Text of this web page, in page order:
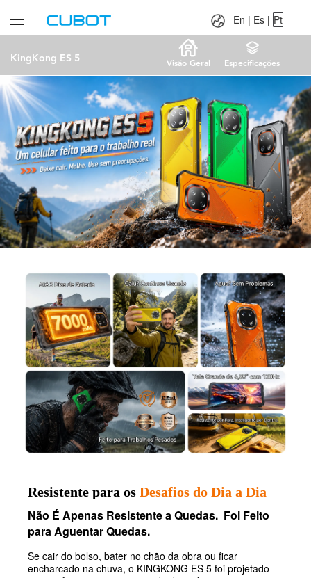
KingKong ES 5 Visão Geral Especificações
En | Es | Pt
Resistente para os Desafios do Dia a Dia
Não É Apenas Resistente a Quedas. Foi Feito
para Aguentar Quedas.
Se cair do bolso, bater no chão da obra ou ficar
encharcado na chuva, o KINGKONG ES 5 foi projetado